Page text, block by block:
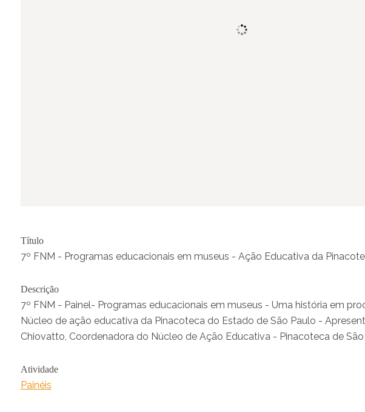
Título
7º FNM - Programas educacionais em museus - Ação Educativa da
Descrição
7º FNM - Painel- Programas educacionais em museus - Uma história em
Núcleo de ação educativa da Pinacoteca do Estado de São Paulo -
Chiovatto, Coordenadora do Núcleo de Ação Educativa - Pinacoteca de São
Atividade
Painéis